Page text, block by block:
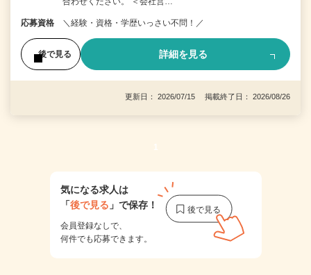
応募資格 ＼経験・資格・学歴いっさい不問！／
後で見る 詳細を見る
更新日： 2026/07/15 掲載終了日： 2026/08/26
1
気になる求人は
「後で見る 」で保存！
会員登録なしで、
何件でも応募できます。